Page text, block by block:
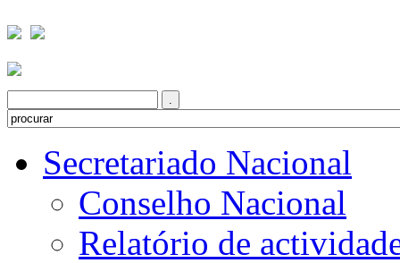
Secretariado Nacional
Conselho Nacional
Relatório de